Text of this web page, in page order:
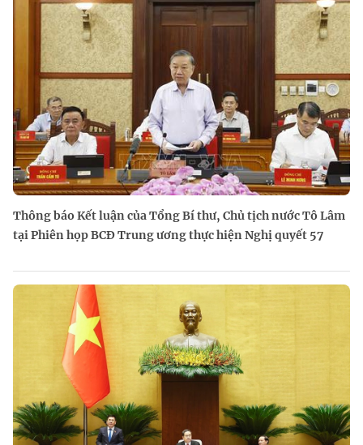
Thông báo Kết luận của Tổng Bí thư, Chủ tịch nước Tô Lâm
tại Phiên họp BCĐ Trung ương thực hiện Nghị quyết 57